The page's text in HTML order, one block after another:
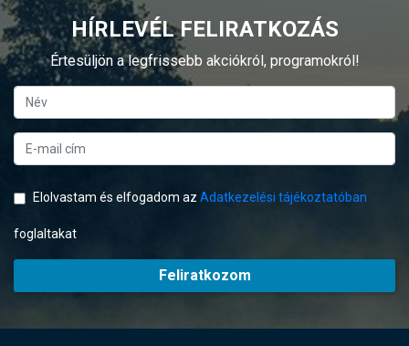
HÍRLEVÉL FELIRATKOZÁS
Értesüljön a legfrissebb akciókról, programokról!
Elolvastam és elfogadom az Adatkezelési tájékoztatóban
foglaltakat
Feliratkozom